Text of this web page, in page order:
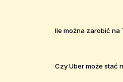
Ile można zarobić na
Czy Uber może stać